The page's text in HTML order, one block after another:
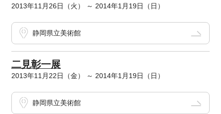
2013年11月26日（火） ～ 2014年1月19日（日）
静岡県立美術館
二見彰一展
2013年11月22日（金） ～ 2014年1月19日（日）
静岡県立美術館